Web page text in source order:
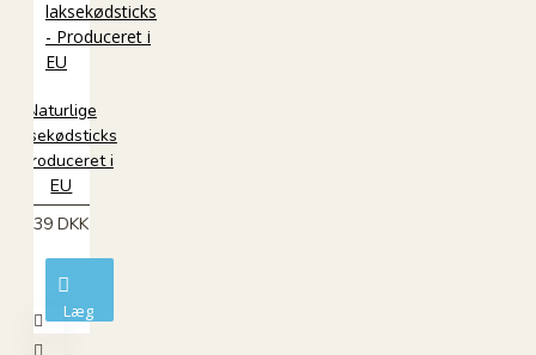
Naturlige
laksekødsticks
- Produceret i
EU
39 DKK
Læg
i